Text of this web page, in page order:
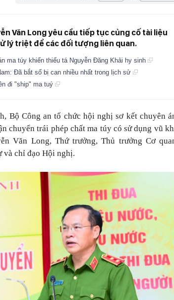
Văn Long yêu cầu tiếp tục củng cố tài liệu
lý triệt để các đối tượng liên quan.
ma túy khiến thiếu tá Nguyễn Đăng Khải hy sinh
Đã bắt số bị can nhiều nhất trong lịch sử
đi "ship" ma tuý
Bộ Công an tổ chức hội nghị sơ kết chuyên
chuyển trái phép chất ma túy có sử dụng vũ
Văn Long, Thứ trưởng, Thủ trưởng Cơ
và chỉ đạo Hội nghị.